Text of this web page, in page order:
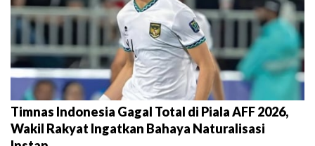
Timnas Indonesia Gagal Total di Piala AFF 2026,
Wakil Rakyat Ingatkan Bahaya Naturalisasi